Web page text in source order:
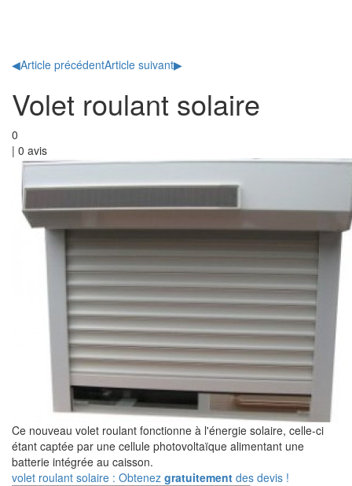
◀Article précédentArticle suivant▶
Volet roulant solaire
0
| 0 avis
Ce nouveau volet roulant fonctionne à l'énergie solaire, celle-ci
étant captée par une cellule photovoltaïque alimentant une
batterie intégrée au caisson.
volet roulant solaire : Obtenez gratuitement des devis !